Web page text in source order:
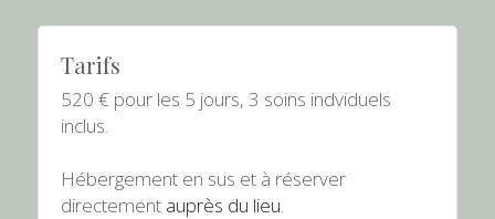
Tarifs
520 € pour les 5 jours, 3 soins indviduels
inclus.
Hébergement en sus et à réserver
directement auprès du lieu.